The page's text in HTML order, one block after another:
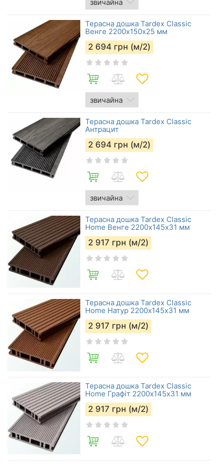
Терасна дошка Tardex Classic
Венге 2200х150х25 мм
2 694 грн (м/2)
Терасна дошка Tardex Classic
Антрацит
2 694 грн (м/2)
Терасна дошка Tardex Classic
Home Венге 2200х145х31 мм
2 917 грн (м/2)
Терасна дошка Tardex Classic
Home Натур 2200х145х31 мм
2 917 грн (м/2)
Терасна дошка Tardex Classic
Home Графіт 2200х145х31 мм
2 917 грн (м/2)